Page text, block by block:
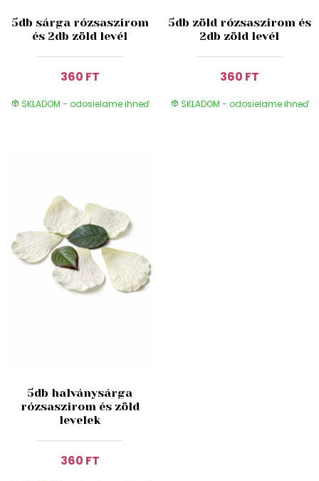
5db sárga rózsaszirom
és 2db zöld levél
360 FT
SKLADOM - odosielame ihneď
5db zöld rózsaszirom és
2db zöld levél
360 FT
SKLADOM - odosielame ihneď
5db halványsárga
rózsaszirom és zöld
levelek
360 FT